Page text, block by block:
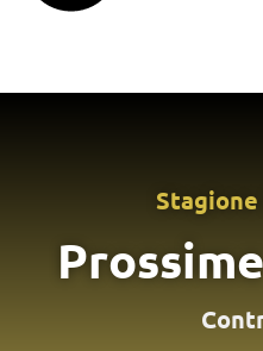
Stagione